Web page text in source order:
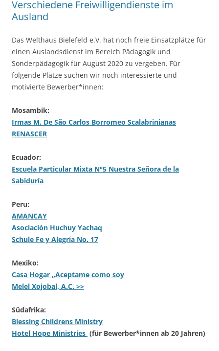
Verschiedene Freiwilligendienste im
Ausland
Das Welthaus Bielefeld e.V. hat noch freie Einsatzplätze für
einen Auslandsdienst im Bereich Pädagogik und
Sonderpädagogik für August 2020 zu vergeben. Für
folgende Plätze suchen wir noch interessierte und
motivierte Bewerber*innen:
Mosambik:
Irmas M. De São Carlos Borromeo Scalabrinianas
RENASCER
Ecuador:
Escuela Particular Mixta N°5 Nuestra Señora de la
Sabiduría
Peru:
AMANCAY
Asociación Huchuy Yachaq
Schule Fe y Alegría No. 17
Mexiko:
Casa Hogar „Aceptame como soy
Melel Xojobal, A.C. >>
Südafrika:
Blessing Childrens Ministry
Hotel Hope Ministries (für Bewerber*innen ab 20 Jahren)